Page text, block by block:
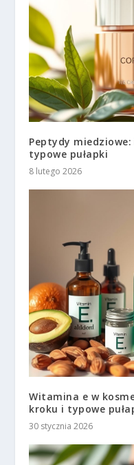
Peptydy
typowe pułapki
8 lutego 2026
Witamina e w
kroku i typowe
30 stycznia 2026